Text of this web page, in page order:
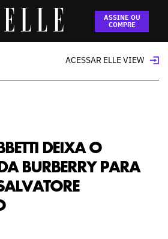
ASSINE OU
COMPRE
deixa o comando da Burberry
Ferragamo
ACESSAR ELLE VIEW
DEIXA O
BURBERRY PARA